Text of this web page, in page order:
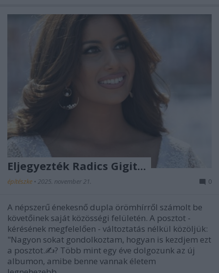
Eljegyezték Radics Gigit...
építészke • 2025. november 21. 0
A népszerű énekesnő dupla örömhírről számolt be
követőinek saját közösségi felületén. A posztot -
kérésének megfelelően - változtatás nélkül közöljük:
"Nagyon sokat gondolkoztam, hogyan is kezdjem ezt
a posztot.✍? Több mint egy éve dolgozunk az új
albumon, amibe benne vannak életem